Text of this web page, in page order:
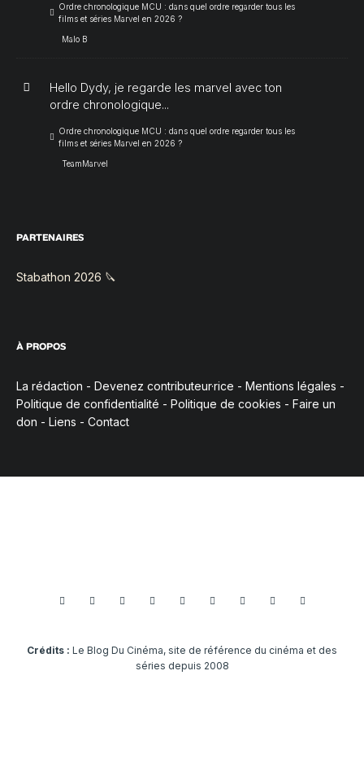
Ordre chronologique MCU : dans quel ordre regarder tous les
films et séries Marvel en 2026 ?
Malo B
Hello Dydy, je regarde les marvel avec ton
ordre chronologique...
Ordre chronologique MCU : dans quel ordre regarder tous les
films et séries Marvel en 2026 ?
TeamMarvel
PARTENAIRES
Stabathon 2026 🔪
À PROPOS
La rédaction - Devenez contributeur·rice - Mentions légales -
Politique de confidentialité - Politique de cookies - Faire un
don - Liens - Contact
Crédits : Le Blog Du Cinéma, site de référence du cinéma et des
séries depuis 2008